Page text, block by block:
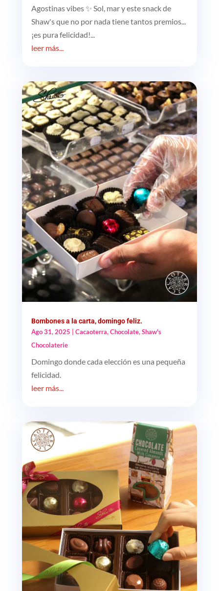
Agostinas vibes ✨ Sol, mar y este snack de
Shaw's que no por nada tiene tantos premios...
¡es pura felicidad!...
leer más...
Bombones a la carta, domingo feliz.
Ago 31, 2025
Cacaoterra,Chocolate,Shaw's
Chocolaterie
Domingo donde cada elección es una pequeña
felicidad.
leer más...